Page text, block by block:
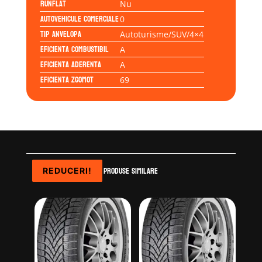
Runflat Nu
Autovehicule comerciale0
Tip anvelopa Autoturisme/SUV/4×4
Eficienta Combustibil A
Eficienta Aderenta A
Eficienta Zgomot 69
Produse similare
REDUCERI!
REDUCERI!
REDUCERI!
REDUCERI!